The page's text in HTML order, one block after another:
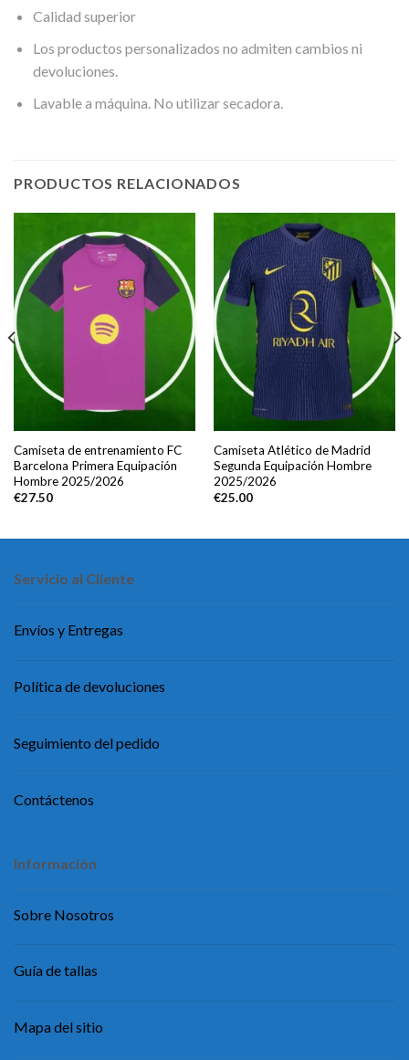
Calidad superior
Los productos personalizados no admiten cambios ni
devoluciones.
Lavable a máquina. No utilizar secadora.
PRODUCTOS RELACIONADOS
Camiseta de entrenamiento FC
Barcelona Primera Equipación
Hombre 2025/2026
€27.50
Camiseta Atlético de Madrid
Segunda Equipación Hombre
2025/2026
€25.00
Servicio al Cliente
Envíos y Entregas
Política de devoluciones
Seguimiento del pedido
Contáctenos
Información
Sobre Nosotros
Guía de tallas
Mapa del sitio